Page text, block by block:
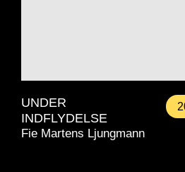
UNDER
INDFLYDELSE
Fie Martens Ljungmann